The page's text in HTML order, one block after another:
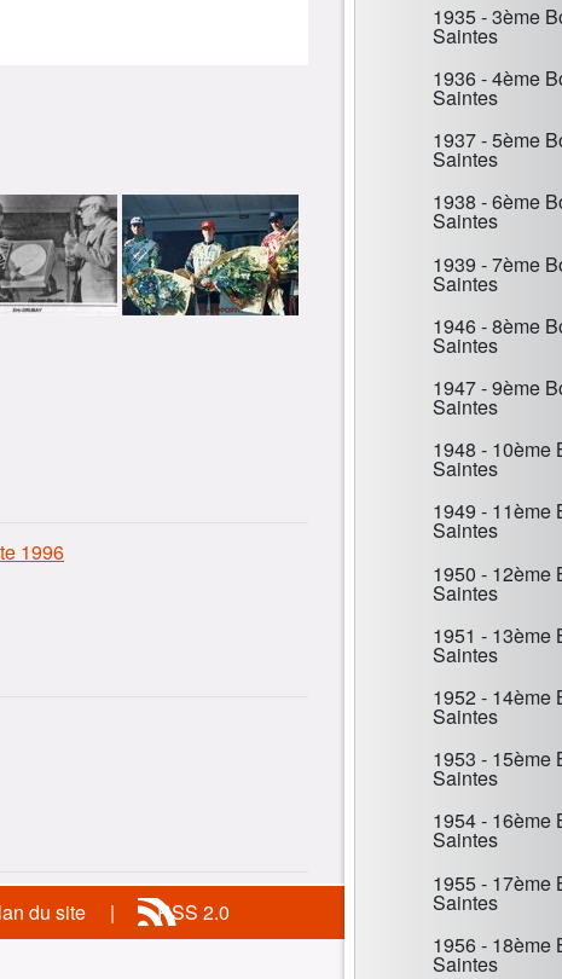
1996
1935 - 3ème
Saintes
1936 - 4ème
Saintes
1937 - 5ème
Saintes
1938 - 6ème
Saintes
1939 - 7ème
Saintes
1946 - 8ème
Saintes
1947 - 9ème
Saintes
1948 - 10ème
Saintes
1949 - 11ème
Saintes
1950 - 12ème
Saintes
1951 - 13ème
Saintes
1952 - 14ème
Saintes
1953 - 15ème
Saintes
1954 - 16ème
Saintes
1955 - 17ème
Saintes
1956 - 18ème
Saintes
du site RSS 2.0